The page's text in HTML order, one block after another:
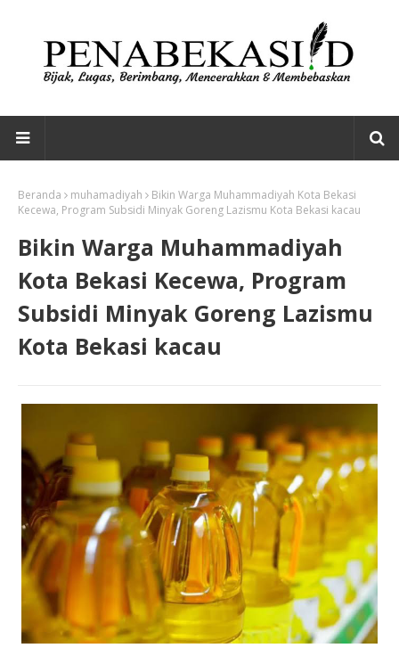
Beranda muhamadiyah
Bikin Warga Muhammadiyah Kota Bekasi
Kecewa, Program Subsidi Minyak Goreng Lazismu Kota Bekasi kacau
Bikin Warga Muhammadiyah
Kota Bekasi Kecewa, Program
Subsidi Minyak Goreng Lazismu
Kota Bekasi kacau